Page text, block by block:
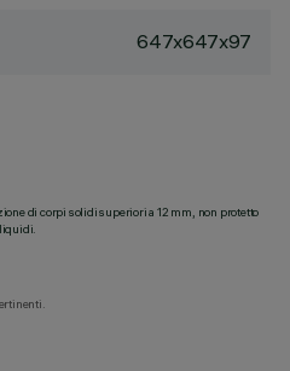
647x647x97
di corpi solidi superiori a 12 mm, non protetto